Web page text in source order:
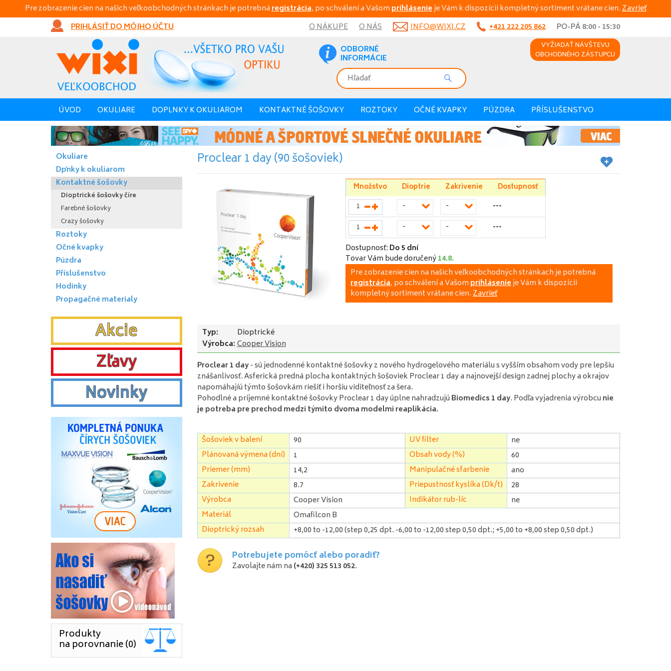
Pre zobrazenie cien na našich veľkoobchodných stránkach je potrebnáregistrácia, po schválení a Vašom prihlásenieje Vám k dispozícii kompletný sortiment vrátane cien.Zavrieť
PRIHLÁSIŤ DO MÔJHO ÚČTU
O NÁKUPE O NÁS INFO@WIXI.CZ +421 222 205 862
PO-PÁ 8:00 - 15:30
ODBORNÉ
INFORMÁCIE
VYŽIADAŤ NÁVŠTEVU
OBCHODNÉHO ZÁSTUPCU
ÚVOD OKULIARE DOPLNKY K OKULIAROM KONTAKTNÉ ŠOŠOVKY ROZTOKY OČNÉ KVAPKY PÚZDRA PŘÍSLUŠENSTVO
Proclear 1 day (90 šošoviek)
Množstvo Dioptrie Zakrivenie
Dostupnosť
-
- ---
- -
---
Dostupnosť: Do 5 dní
Tovar Vám bude doručený14.8.
Pre zobrazenie cien na našich veľkoobchodných stránkach je potrebná
registrácia, po schválení a Vašom prihlásenieje Vám k dispozícii
kompletný sortiment vrátane cien.Zavrieť
Typ:
Dioptrické
Výrobca:Cooper Vision
Proclear 1 day- sú jednodenné kontaktné šošovky z nového hydrogelového materiálu s vyšším obsahom vody pre lepšiu
znášanlivosť. Asferická predná plocha kontaktných šošoviek Proclear 1 day a najnovejší design zadnej plochy a okrajov
napomáhajíú týmto šošovkám riešiť i horšiu viditeľnosť za šera.
Pohodlné a príjemné kontaktné šošovky Proclear 1 day úplne nahradzujú Biomedics 1 day. Podľa vyjadrenia výrobcu nie
je potreba pre prechod medzi týmito dvoma modelmi reaplikácia.
Šošoviek v balení 90 UV filter
ne
Plánovaná výmena (dní)
1 Obsah vody (%)
60
Priemer (mm)
14,2 Manipulačné sfarbenie
ano
Zakrivenie
8.7 Priepustnosť kyslíka (Dk/t)
28
Výrobca
Cooper Vision Indikátor rub-líc
ne
Materiál
Omafilcon B
Dioptrický rozsah
+8,00 to -12,00 (step 0,25 dpt. -6,00 to -12,00 step 0,50 dpt.; +5,00 to +8,00 step 0,50 dpt.)
Potrebujete pomôcť alebo poradiť?
Zavolajte nám na (+420) 325 513 052.
Okuliare
Dpňky k okuliarom
Kontaktné šošovky
Dioptrické šošovky číre
Farebné šošovky
Crazy šošovky
Roztoky
Očné kvapky
Púzdra
Příslušenstvo
Hodinky
Propagačné materialy
Akcie
Zľavy
Novinky
Produkty
na porovnanie (0)